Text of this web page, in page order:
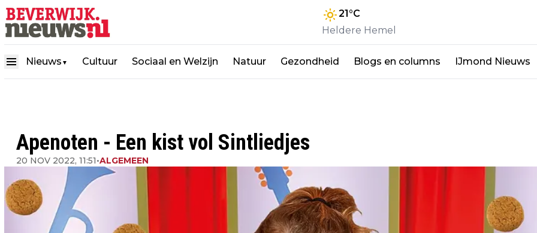
21°C
Heldere Hemel
Nieuws ▼ Cultuur Sociaal en Welzijn Natuur Gezondheid Blogs en columns IJmond Nieuws
Apenoten - Een kist vol Sintliedjes
20 NOV 2022, 11:51•ALGEMEEN